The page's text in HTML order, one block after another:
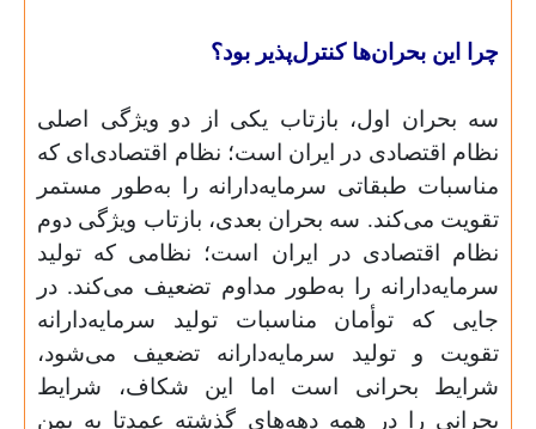
چرا این بحران‌ها کنترل‌پذیر بود؟
سه بحران اول، بازتاب یکی از دو ویژگی اصلی
نظام اقتصادی در ایران است؛ نظام اقتصادی‌ای که
مناسبات طبقاتی سرمایه‌دارانه را به‌طور مستمر
تقویت می‌کند. سه بحران بعدی، بازتاب ویژگی دوم
نظام اقتصادی در ایران است؛ نظامی که تولید
سرمایه‌دارانه را به‌طور مداوم تضعیف می‌کند. در
جایی که توأمان مناسبات تولید سرمایه‌دارانه
تقویت و تولید سرمایه‌دارانه تضعیف می‌شود،
شرایط بحرانی است اما این شکاف، شرایط
بحرانی را در همه دهه‌های گذشته عمدتا به یمن